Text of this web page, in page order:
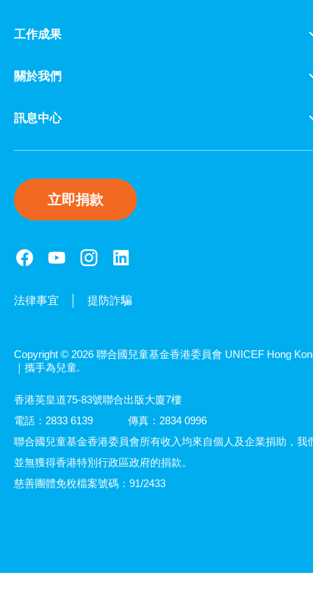
工作成果
關於我們
訊息中心
立即捐款
法律事宜 提防詐騙
Copyright © 2026 聯合國兒童基金香港委員會 UNICEF Hong
｜攜手為兒童.
香港英皇道75-83號聯合出版大廈7樓
電話：2833 6139
傳真：2834 0996
聯合國兒童基金香港委員會所有收入均來自個人及企業捐助，我
並無獲得香港特別行政區政府的捐款。
慈善團體免稅檔案號碼：91/2433